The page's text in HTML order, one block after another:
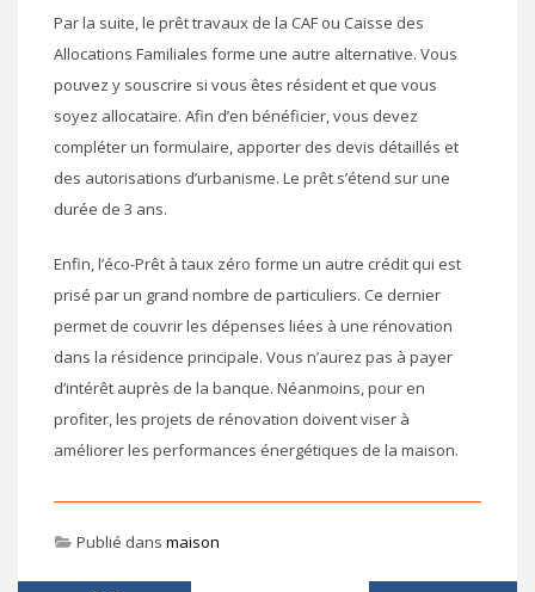
Par la suite, le prêt travaux de la CAF ou Caisse des
Allocations Familiales forme une autre alternative. Vous
pouvez y souscrire si vous êtes résident et que vous
soyez allocataire. Afin d’en bénéficier, vous devez
compléter un formulaire, apporter des devis détaillés et
des autorisations d’urbanisme. Le prêt s’étend sur une
durée de 3 ans.
Enfin, l’éco-Prêt à taux zéro forme un autre crédit qui est
prisé par un grand nombre de particuliers. Ce dernier
permet de couvrir les dépenses liées à une rénovation
dans la résidence principale. Vous n’aurez pas à payer
d’intérêt auprès de la banque. Néanmoins, pour en
profiter, les projets de rénovation doivent viser à
améliorer les performances énergétiques de la maison.
Publié dans maison